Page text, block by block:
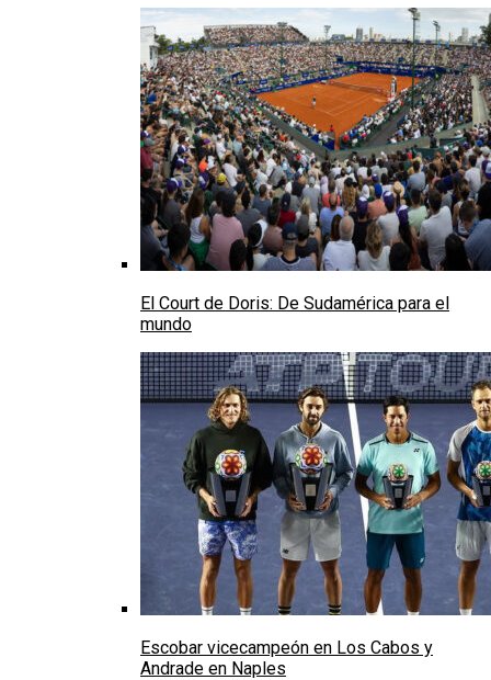
El Court de Doris: De Sudamérica para el
mundo
Escobar vicecampeón en Los Cabos y
Andrade en Naples